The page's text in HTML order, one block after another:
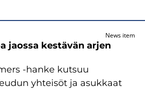
News item
jaossa kestävän arjen
-hanke kutsuu
yhteisöt ja asukkaat